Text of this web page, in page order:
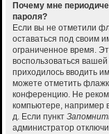
Почему мне
пароля?
Если вы не отметили
оставаться под своим
ограниченное время.
воспользоваться
приходилось вводить
можете отметить
конференцию. Не
компьютере, например
д. Если пункт
администратор